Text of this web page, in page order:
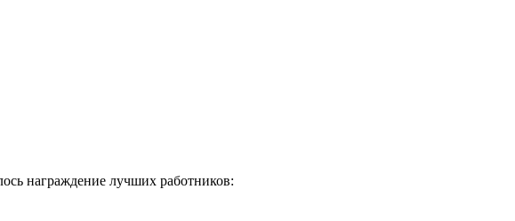
награждение лучших работников: